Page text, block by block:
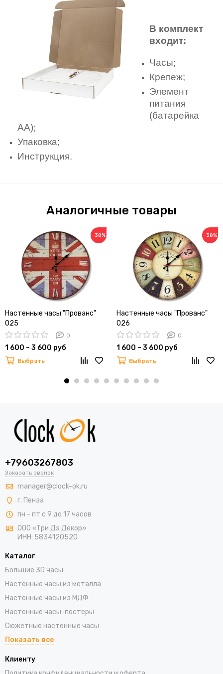
В комплект
входит:
Часы;
Крепеж;
Элемент
питания
(батарейка
АА);
Упаковка;
Инструкция.
Аналогичные товары
−38%
Настенные часы "Прованс"
025
0
1 600 – 3 600 руб
Выбрать
−38%
Настенные часы "Прованс"
026
0
1 600 – 3 600 руб
Выбрать
+79603267803
Заказать звонок
manager@clock-ok.ru
г. Пенза
пн - пт с 9 до 17 часов
ООО «Три Дэ Декор»
ИНН: 5834120520
Каталог
Большие 3D часы
Настенные часы из металла
Настенные часы из МДФ
Настенные часы-постеры
Сюжетные настенные часы
Показать все
Клиенту